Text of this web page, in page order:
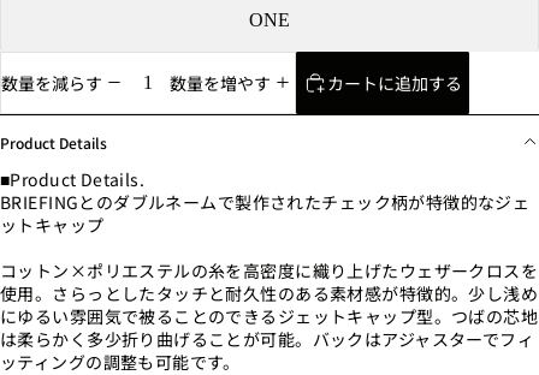
ONE
数量を減らす 数量を増やす カートに追加する
Product Details
■Product Details.
BRIEFINGとのダブルネームで製作されたチェック柄が特徴的なジェ
ットキャップ
コットン×ポリエステルの糸を高密度に織り上げたウェザークロスを
使用。さらっとしたタッチと耐久性のある素材感が特徴的。少し浅め
にゆるい雰囲気で被ることのできるジェットキャップ型。つばの芯地
は柔らかく多少折り曲げることが可能。バックはアジャスターでフィ
ッティングの調整も可能です。